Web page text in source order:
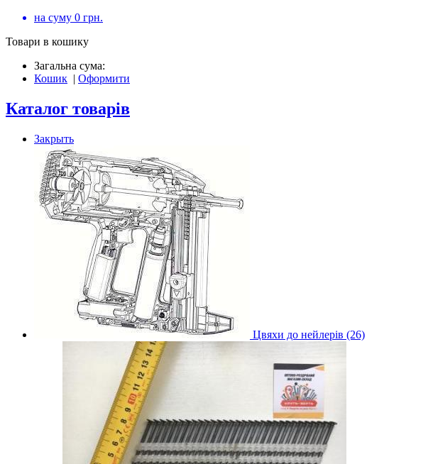
на суму 0 грн.
Товари в кошику
Загальна сума:
Кошик | Оформити
Каталог товарів
Закрыть
Цвяхи до нейлерів (26)